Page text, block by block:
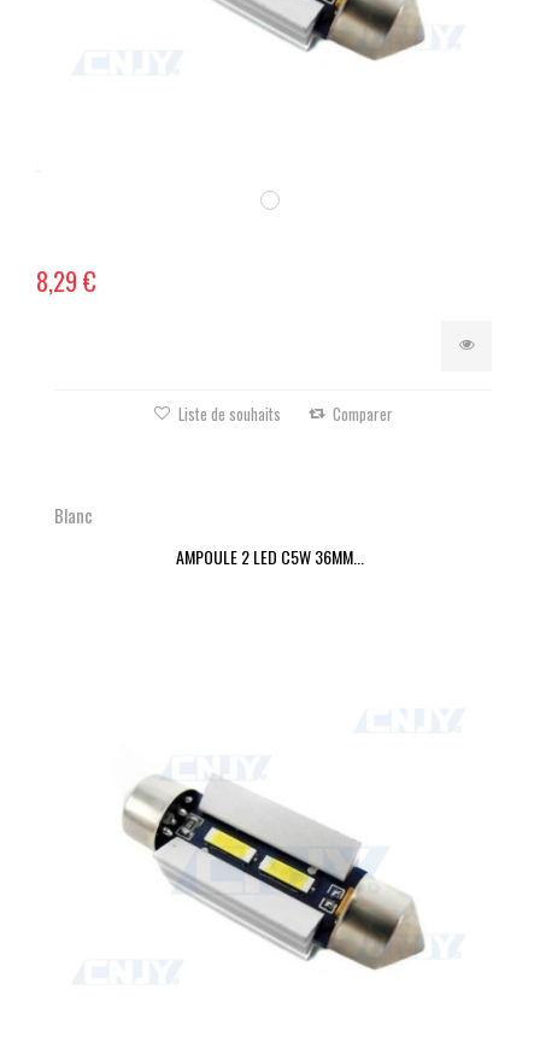
8,29 €
Liste de souhaits Comparer
Blanc
AMPOULE 2 LED C5W 36MM...